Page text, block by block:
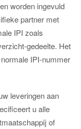
worden ingevuld
partner met
IPI zoals
gedeelte. Het
IPI-nummer
leveringen aan
u alle
of